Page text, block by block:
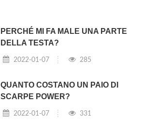
PERCHÉ MI FA MALE UNA PARTE
DELLA TESTA?
2022-01-07 285
QUANTO COSTANO UN PAIO DI
SCARPE POWER?
2022-01-07 331